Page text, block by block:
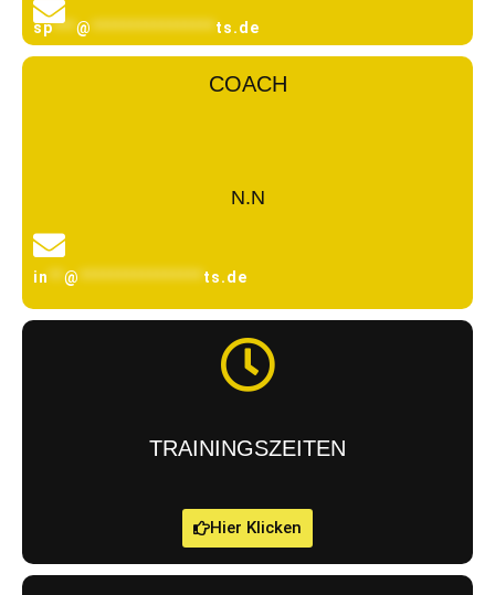
sp*** @ **************** ts.de
COACH
N.N
in @ **************** ts.de
TRAININGSZEITEN
Hier Klicken